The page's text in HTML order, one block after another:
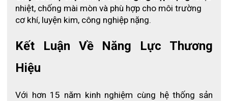
PU là vật liệu có độ bền, tính kháng mài mòn, tính kháng
tác động môi trường (thời tiết, oxy hóa, ozone) vượt trội
cơ và hóa chất hữu cơ, các loại dầu nên rất thích hợp
nhiệt, chống mài mòn và phù hợp cho môi trường
cơ khí, luyện kim, công nghiệp nặng.
Kết Luận Về Năng Lực Thương
Hiệu
Với hơn 15 năm kinh nghiệm cùng hệ thống sản